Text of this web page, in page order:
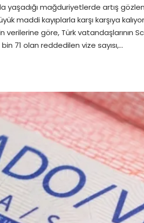
yaşadığı mağduriyetlerde artış
maddi kayıplarla karşı karşıya
verilerine göre, Türk vatandaşlarının
71 olan reddedilen vize sayısı,…